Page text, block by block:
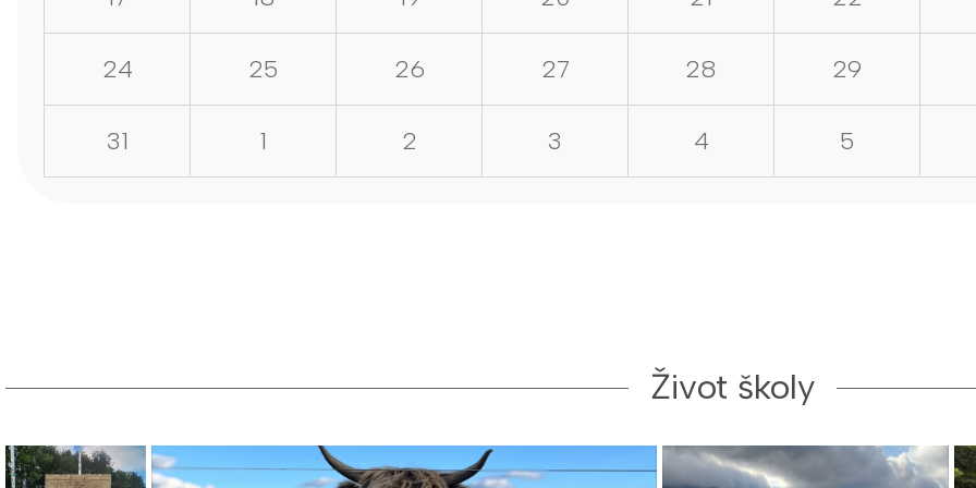
24 25 26 27 28 29
31 1 2 3 4 5
Život školy